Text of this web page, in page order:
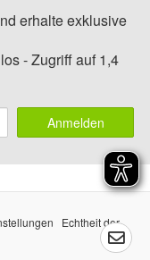
erhalte exklusive
- Zugriff auf 1,4
Anmelden
Echtheit der